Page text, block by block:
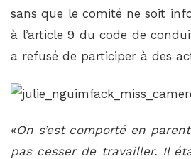
sans que le comité ne soit
à l’article 9 du code de
a refusé de participer à des
«On s’est comporté en
pas cesser de travailler. Il